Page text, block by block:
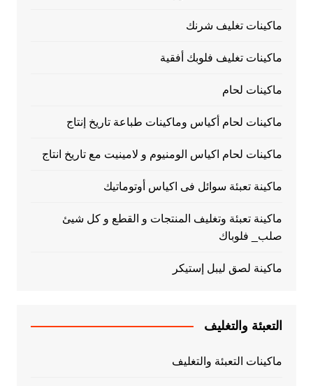
ماكينات تغليف شرنك
ماكينات تغليف فلوبك أفقية
ماكينات لحام
ماكينات لحام أكياس وماكينات طباعة تاريخ إنتاج
ماكينات لحام اكياس الومنيوم و لامينيت مع تاريخ انتاج
ماكينة تعبئة سوائل فى اكياس أوتوماتيك
ماكينة تعبئة وتغليف المنتجات و القطع و كل شيئ
صلب_ فلوباك
ماكينة لصق ليبل إستيكر
التعبئة والتغليف
ماكينات التعبئة والتغليف